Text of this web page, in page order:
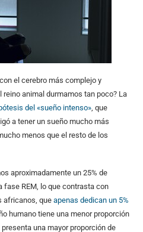
el cerebro más complejo y
animal durmamos tan poco? La
del «sueño intenso» , que
a tener un sueño mucho más
menos que el resto de los
aproximadamente un 25% de
fase REM, lo que contrasta con
africanos, que apenas dedican un 5%
humano tiene una menor proporción
una mayor proporción de